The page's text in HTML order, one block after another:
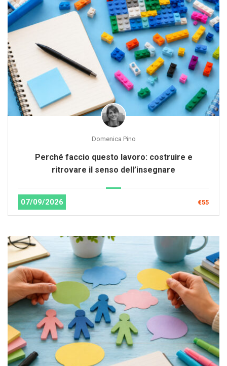
Domenica Pino
Perché faccio questo lavoro: costruire e
ritrovare il senso dell’insegnare
07/09/2026 €55